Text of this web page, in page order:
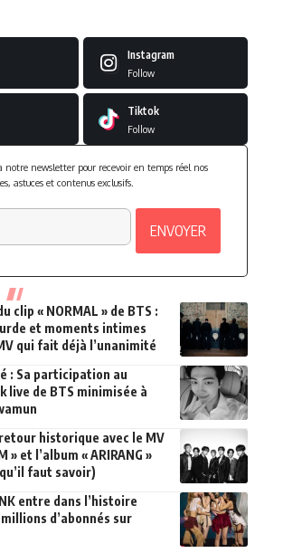
Instagram
Follow
Tiktok
Follow
notre newsletter pour recevoir en temps réel nos
astuces et contenus exclusifs.
clip « NORMAL » de BTS :
et moments intimes
qui fait déjà l’unanimité
: Sa participation au
live de BTS minimisée à
historique avec le MV
» et l’album « ARIRANG »
faut savoir)
entre dans l’histoire
d’abonnés sur